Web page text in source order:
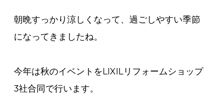
朝晩すっかり涼しくなって、過ごしやすい季節
になってきましたね。
今年は秋のイベントをLIXILリフォームショップ
3社合同で行います。